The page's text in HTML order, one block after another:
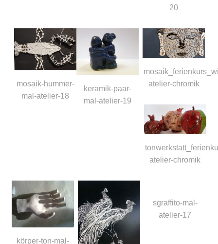
20
mosaik-hummer-
mal-atelier-18
keramik-paar-
mal-atelier-19
atelier-chromik
atelier-chromik
körper-ton-mal-
sgraffito-mal-
atelier-17